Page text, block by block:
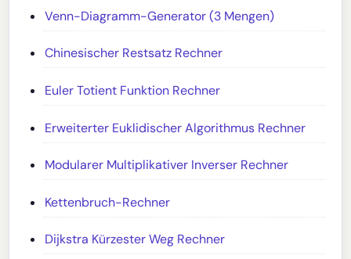
Venn-Diagramm-Generator (3 Mengen)
Chinesischer Restsatz Rechner
Euler Totient Funktion Rechner
Erweiterter Euklidischer Algorithmus Rechner
Modularer Multiplikativer Inverser Rechner
Kettenbruch-Rechner
Dijkstra Kürzester Weg Rechner